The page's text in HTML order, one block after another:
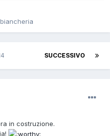
SUCCESSIVO
in costruzione.